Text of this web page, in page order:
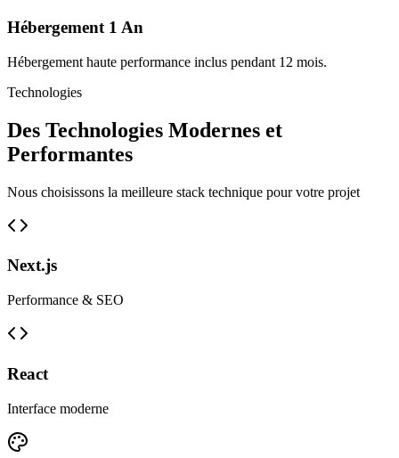
Hébergement 1 An
Hébergement haute performance inclus pendant 12 mois.
Technologies
Des Technologies Modernes et
Performantes
Nous choisissons la meilleure stack technique pour votre projet
Next.js
Performance & SEO
React
Interface moderne